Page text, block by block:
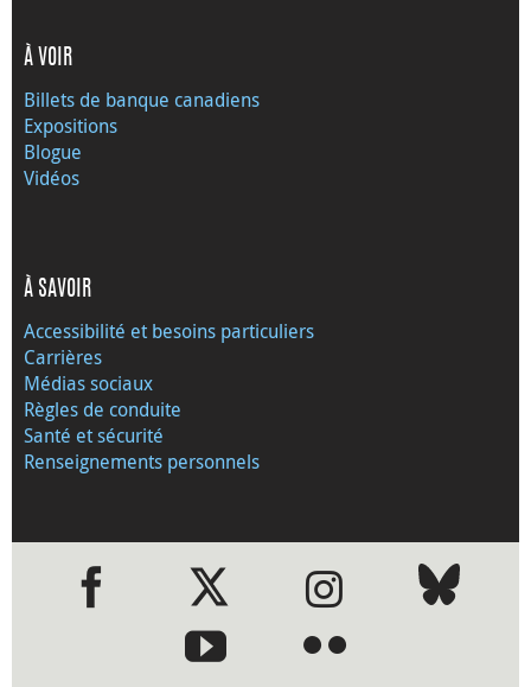
À VOIR
Billets de banque canadiens
Expositions
Blogue
Vidéos
À SAVOIR
Accessibilité et besoins particuliers
Carrières
Médias sociaux
Règles de conduite
Santé et sécurité
Renseignements personnels
●●